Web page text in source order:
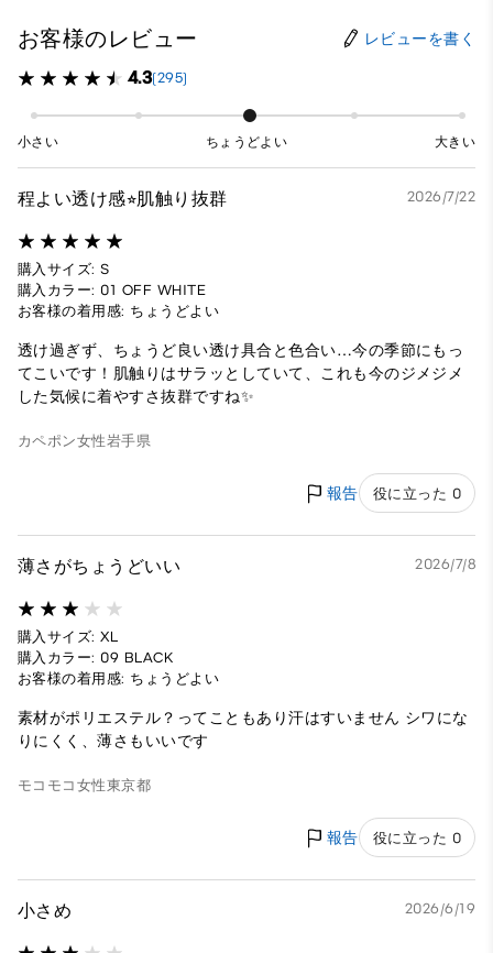
お客様のレビュー レビューを書く
4.3(295)
小さい ちょうどよい 大きい
程よい透け感⭐︎肌触り抜群 2026/7/22
購入サイズ: S
購入カラー: 01 OFF WHITE
お客様の着用感: ちょうどよい
透け過ぎず、ちょうど良い透け具合と色合い…今の季節にもっ
てこいです！肌触りはサラッとしていて、これも今のジメジメ
した気候に着やすさ抜群ですね✨
カペポン女性岩手県
報告 役に立った 0
薄さがちょうどいい 2026/7/8
購入サイズ: XL
購入カラー: 09 BLACK
お客様の着用感: ちょうどよい
素材がポリエステル？ってこともあり汗はすいません シワにな
りにくく、薄さもいいです
モコモコ 女性東京都
報告 役に立った 0
小さめ 2026/6/19